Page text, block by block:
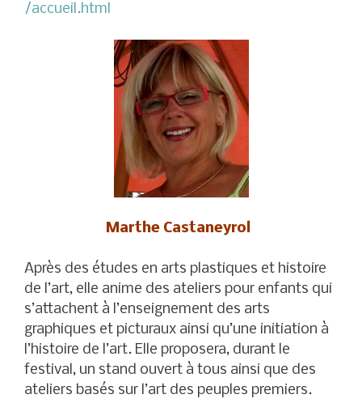
/accueil.html
Marthe Castaneyrol
Après des études en arts plastiques et histoire
de l’art, elle anime des ateliers pour enfants qui
s’attachent à l’enseignement des arts
graphiques et picturaux ainsi qu’une initiation à
l’histoire de l’art. Elle proposera, durant le
festival, un stand ouvert à tous ainsi que des
ateliers basés sur l’art des peuples premiers.